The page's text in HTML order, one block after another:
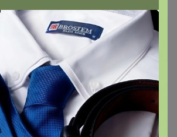
5
качественная,плотный